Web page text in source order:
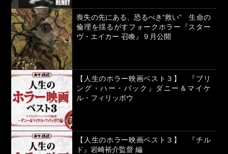
喪失の先にある、恐るべき“救い” 生命の
倫理を揺るがすフォークホラー『スター
ヴ・エイカー 召喚』９月公開
【人生のホラー映画ベスト３】 『ブリ
ング・ハー・バック』ダニー＆マイケ
ル・フィリッポウ
【人生のホラー映画ベスト３】 『チル
ド』岩崎裕介監督 編